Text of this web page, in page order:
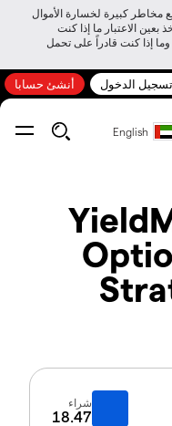
مخاطر كبيرة لخسارة الأموال
الاعتبار ما إذا كنت
إذا كنت قادراً على تحمل
تسجيل الدخول أنشئ حسابا
English
شراء
18.47